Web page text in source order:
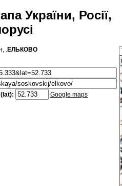
України, Росії,
.ЕЛЬКОВО
Google maps